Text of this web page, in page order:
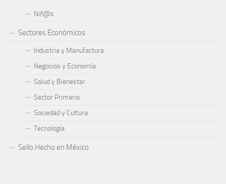
Niñ@s
Sectores Económicos
Industria y Manufactura
Negocios y Economía
Salud y Bienestar
Sector Primario
Sociedad y Cultura
Tecnología
Sello Hecho en México